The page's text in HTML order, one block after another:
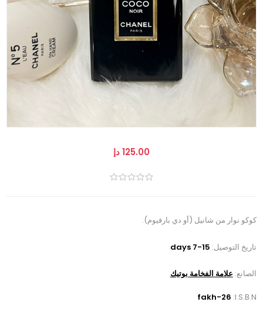
125.00 دإ
كوكو نوار من شانيل (أو دي بارفيوم).
تاريخ التوصيل: 7-15 days
الصانع: علامة الفخامة بوتيك
I.S.B.N:
fakh-26